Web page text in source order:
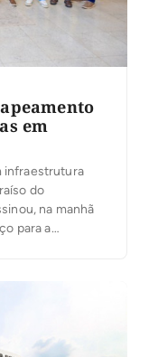
em
infraestrutura
do
na manhã
para a